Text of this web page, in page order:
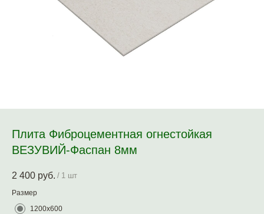
Плита Фиброцементная огнестойкая
ВЕЗУВИЙ-Фаспан 8мм
2 400 руб. / 1 шт
Размер
1200х600